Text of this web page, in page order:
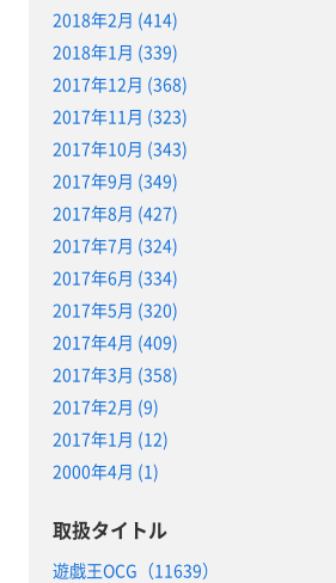
2018年2月 (414)
2018年1月 (339)
2017年12月 (368)
2017年11月 (323)
2017年10月 (343)
2017年9月 (349)
2017年8月 (427)
2017年7月 (324)
2017年6月 (334)
2017年5月 (320)
2017年4月 (409)
2017年3月 (358)
2017年2月 (9)
2017年1月 (12)
2000年4月 (1)
取扱タイトル
遊戯王OCG（11639）